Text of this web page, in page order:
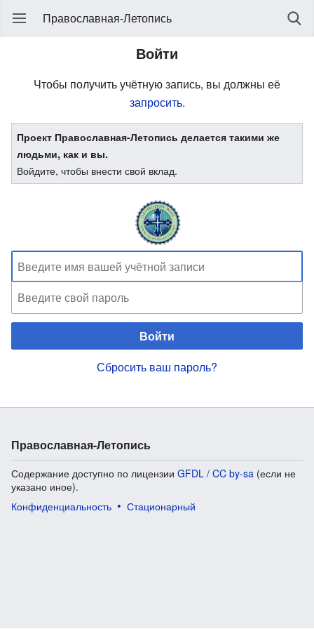
Православная-Летопись
Войти
Чтобы получить учётную запись, вы должны её
запросить.
Проект Православная-Летопись делается такими же
людьми, как и вы.
Войдите, чтобы внести свой вклад.
Войти
Сбросить ваш пароль?
Православная-Летопись
Содержание доступно по лицензии GFDL / CC by-sa (если не
указано иное).
Конфиденциальность
Стационарный